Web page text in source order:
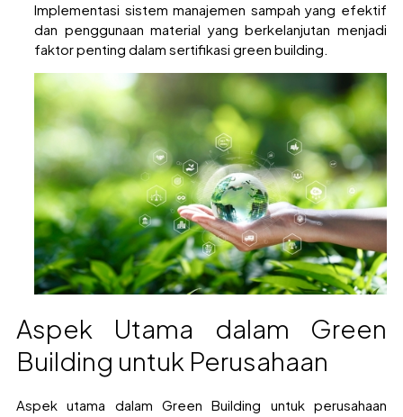
Implementasi sistem manajemen sampah yang efektif
dan penggunaan material yang berkelanjutan menjadi
faktor penting dalam sertifikasi green building.
Aspek Utama dalam Green
Building untuk Perusahaan
Aspek utama dalam Green Building untuk perusahaan